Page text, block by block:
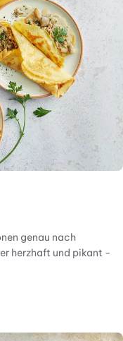
genau nach
herzhaft und pikant -